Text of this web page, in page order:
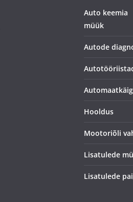
Auto keemia
müük
Autode
Hooldus
Mootoriõli
Lisatulede
Lisatulede